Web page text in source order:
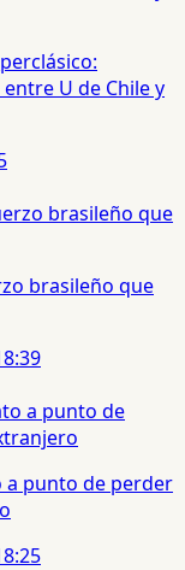
U de Chile y
brasileño que
a punto de perder